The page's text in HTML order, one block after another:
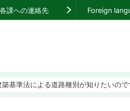
各課への連絡先 Foreign
築基準法による道路種別が知りたいので